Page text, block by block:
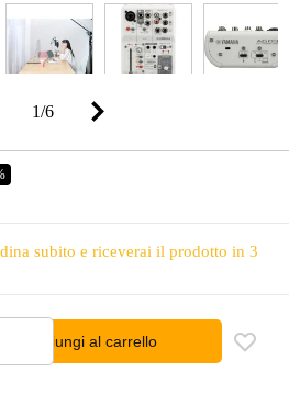
1/6
subito e riceverai il prodotto in 3
Aggiungi al carrello